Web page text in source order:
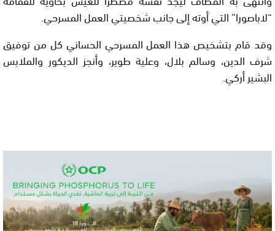
“لاباصورا” التي أوته إلى جانب شخصيتي العمل المسرحي.
وقد قام بتشخيص هذا العمل المسرحي الحساني كل من توفيق
شرف الدين، وسالم بلال، وعلية طوير، وأنجز الديكور والملابس
البشير أركي.